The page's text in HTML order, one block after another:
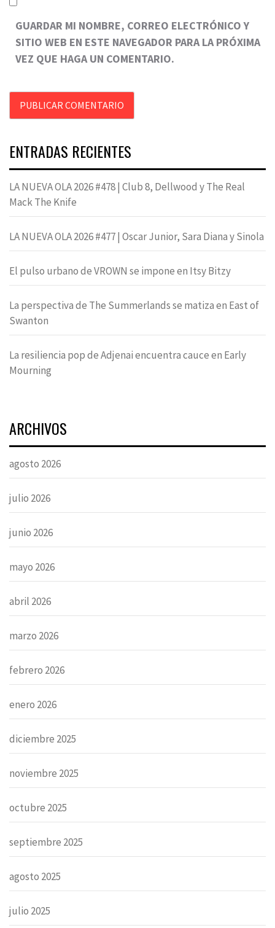
GUARDAR MI NOMBRE, CORREO ELECTRÓNICO Y
SITIO WEB EN ESTE NAVEGADOR PARA LA PRÓXIMA
VEZ QUE HAGA UN COMENTARIO.
ENTRADAS RECIENTES
LA NUEVA OLA 2026 #478 | Club 8, Dellwood y The Real
Mack The Knife
LA NUEVA OLA 2026 #477 | Oscar Junior, Sara Diana y Sinola
El pulso urbano de VROWN se impone en Itsy Bitzy
La perspectiva de The Summerlands se matiza en East of
Swanton
La resiliencia pop de Adjenai encuentra cauce en Early
Mourning
ARCHIVOS
agosto 2026
julio 2026
junio 2026
mayo 2026
abril 2026
marzo 2026
febrero 2026
enero 2026
diciembre 2025
noviembre 2025
octubre 2025
septiembre 2025
agosto 2025
julio 2025